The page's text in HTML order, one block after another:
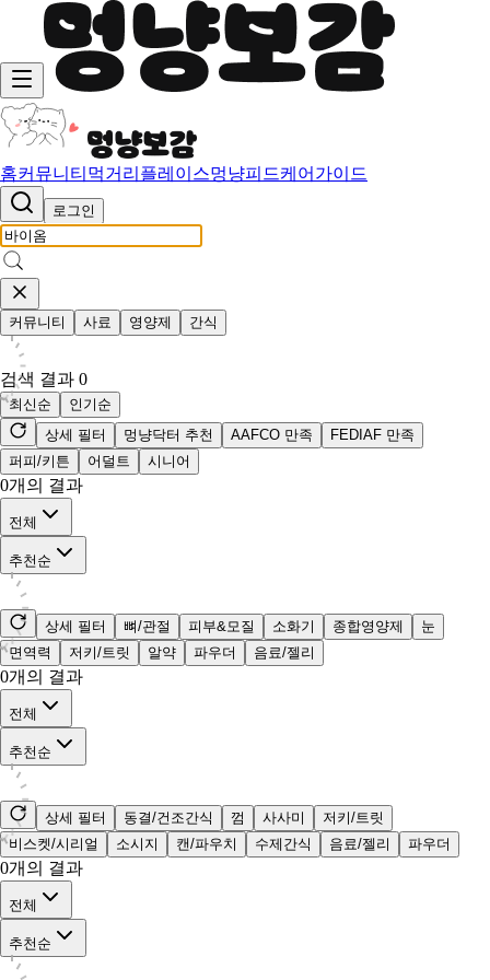
홈커뮤니티 먹거리 플레이스멍냥피드케어가이드
로그인
커뮤니티 사료 영양제 간식
검색 결과 0
최신순
인기순
상세 필터
멍냥닥터 추천 AAFCO 만족
FEDIAF 만족
퍼피/키튼
어덜트 시니어
0개의 결과
전체
추천순
상세 필터 뼈/관절 피부&모질 소화기 종합영양제
눈
면역력
저키/트릿 알약 파우더 음료/젤리
0개의 결과
전체
추천순
상세 필터 동결/건조간식 껌 사사미
저키/트릿
비스켓/시리얼
소시지 캔/파우치 수제간식 음료/젤리 파우더
0개의 결과
전체
추천순